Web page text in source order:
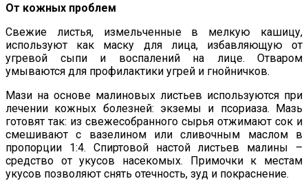
От кожных проблем
Свежие листья, измельченные в мелкую кашицу,
используют как маску для лица, избавляющую от
угревой сыпи и воспалений на лице. Отваром
умываются для профилактики угрей и гнойничков.
Мази на основе малиновых листьев используются при
лечении кожных болезней: экземы и псориаза. Мазь
готовят так: из свежесобранного сырья отжимают сок и
смешивают с вазелином или сливочным маслом в
пропорции 1:4. Спиртовой настой листьев малины –
средство от укусов насекомых. Примочки к местам
укусов позволяют снять отечность, зуд и покраснение.